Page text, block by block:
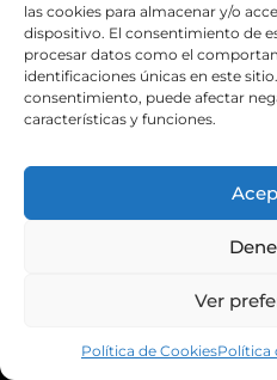
las cookies para almacenar y/o
dispositivo. El consentimiento de
procesar datos como el
identificaciones únicas en este
consentimiento, puede afectar
características y funciones.
Ver
Política de CookiesPolítica